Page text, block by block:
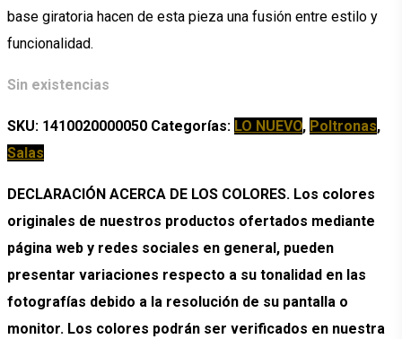
base giratoria hacen de esta pieza una fusión entre estilo y
funcionalidad.
Sin existencias
SKU: 1410020000050 Categorías: LO NUEVO, Poltronas,
Salas
DECLARACIÓN ACERCA DE LOS COLORES. Los colores
originales de nuestros productos ofertados mediante
página web y redes sociales en general, pueden
presentar variaciones respecto a su tonalidad en las
fotografías debido a la resolución de su pantalla o
monitor. Los colores podrán ser verificados en nuestra